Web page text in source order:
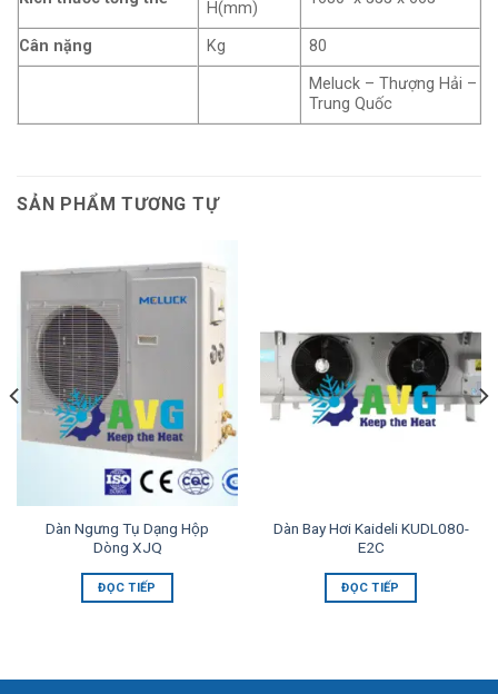
H(mm)
Cân nặng Kg
80
Meluck – Thượng Hải –
Trung Quốc
SẢN PHẨM TƯƠNG TỰ
Dàn Ngưng Tụ Dạng Hộp
Dòng XJQ
ĐỌC TIẾP
Dàn Bay Hơi Kaideli KUDL080-
E2C
ĐỌC TIẾP